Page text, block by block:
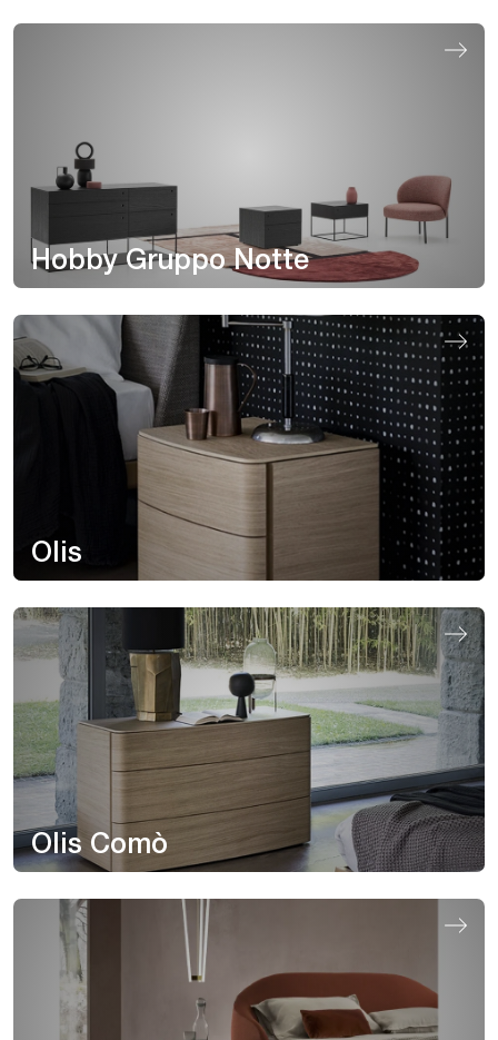
Hobby Gruppo Notte
Olis
Olis Comò